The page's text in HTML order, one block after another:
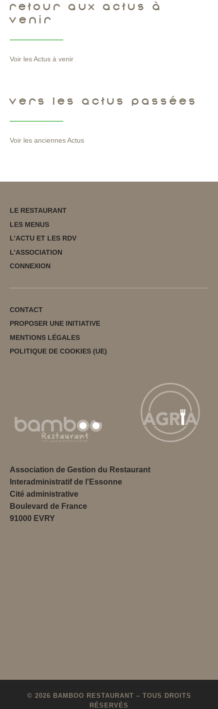
RETOUR AUX ACTUS À
VENIR
Voir les Actus à venir
VERS LES ACTUS PASSÉES
Voir les anciennes Actus
LE RESTAURANT
LES MENUS
L’ACTU ET LES RDV
L’ASSOCIATION
CONNEXION
CONTACT
PROPOSER UNE INITIATIVE
MENTIONS LÉGALES
POLITIQUE DE COOKIES (UE)
Association de Gestion du Restaurant
Interadministratif de l'Essonne
Cité administrative
Boulevard de France
91000 EVRY
© 2026 BAMBOO RESTAURANT – TOUS DROITS
RÉSERVÉS